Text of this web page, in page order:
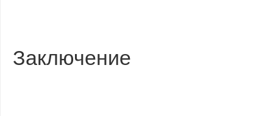
Заключение